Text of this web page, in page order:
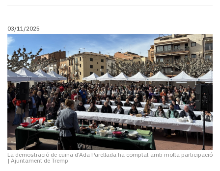
03/11/2025
La demostració de cuina d'Ada Parellada ha comptat amb molta participació
| Ajuntament de Tremp